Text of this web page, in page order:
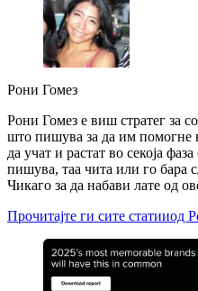
Рони Гомез
Рони Гомез е виш стратег за
што пишува за да им помогне
да учат и растат во секоја
пишува, таа чита или го бара
Чикаго за да набави лате од
Прочитајте ги сите статииод